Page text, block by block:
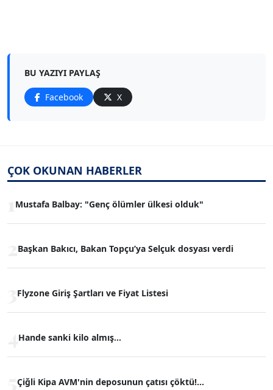
BU YAZIYI PAYLAŞ
Facebook X
ÇOK OKUNAN HABERLER
Mustafa Balbay: "Genç ölümler ülkesi olduk"
Başkan Bakıcı, Bakan Topçu’ya Selçuk dosyası verdi
Flyzone Giriş Şartları ve Fiyat Listesi
Hande sanki kilo almış...
Çiğli Kipa AVM'nin deposunun çatısı çöktü!...